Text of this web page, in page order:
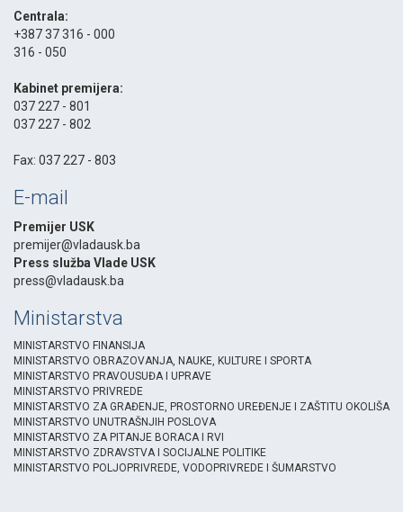
Centrala:
+387 37 316 - 000
316 - 050
Kabinet premijera:
037 227 - 801
037 227 - 802
Fax: 037 227 - 803
E-mail
Premijer USK
premijer@vladausk.ba
Press služba Vlade USK
press@vladausk.ba
Ministarstva
MINISTARSTVO FINANSIJA
MINISTARSTVO OBRAZOVANJA, NAUKE, KULTURE I SPORTA
MINISTARSTVO PRAVOUSUĐA I UPRAVE
MINISTARSTVO PRIVREDE
MINISTARSTVO ZA GRAĐENJE, PROSTORNO UREĐENJE I ZAŠTITU OKOLIŠA
MINISTARSTVO UNUTRAŠNJIH POSLOVA
MINISTARSTVO ZA PITANJE BORACA I RVI
MINISTARSTVO ZDRAVSTVA I SOCIJALNE POLITIKE
MINISTARSTVO POLJOPRIVREDE, VODOPRIVREDE I ŠUMARSTVO